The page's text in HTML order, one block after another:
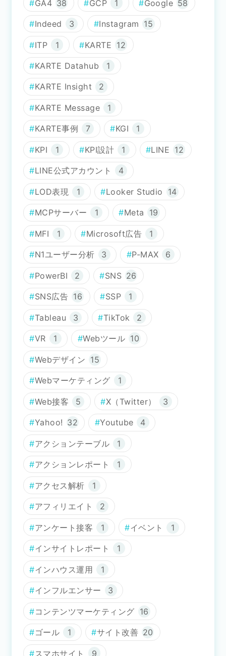
GA4 38 GCP 1 Google 58
Indeed 3 Instagram 15
ITP 1 KARTE 12
KARTE Datahub 1
KARTE Insight 2
KARTE Message 1
KARTE事例 7 KGI 1
KPI 1 KPI設計 1 LINE 12
LINE公式アカウント 4
LOD表現 1 Looker Studio 14
MCPサーバー 1 Meta 19
MFI 1 Microsoft広告 1
N1ユーザー分析 3 P-MAX 6
PowerBI 2 SNS 26
SNS広告 16 SSP 1
Tableau 3 TikTok 2
VR 1 Webツール 10
Webデザイン 15
Webマーケティング 1
Web接客 5 X（Twitter） 3
Yahoo! 32 Youtube 4
アクションテーブル 1
アクションレポート 1
アクセス解析 1
アフィリエイト 2
アンケート接客 1 イベント 1
インサイトレポート 1
インハウス運用 1
インフルエンサー 3
コンテンツマーケティング 16
ゴール 1 サイト改善 20
スマホサイト 9